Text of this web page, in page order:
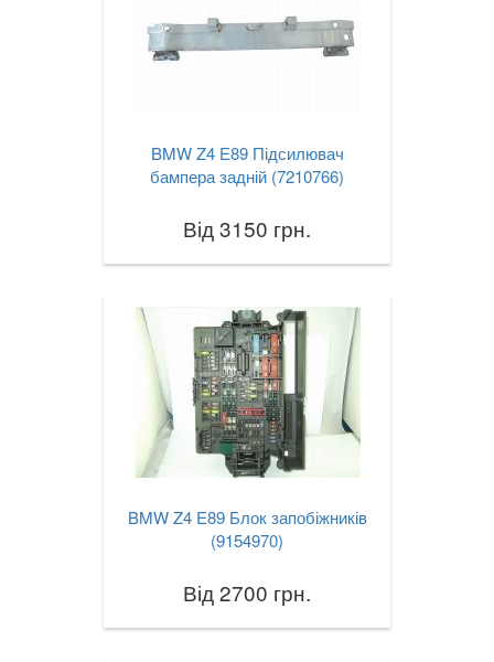
BMW Z4 E89 Підсилювач
бампера задній (7210766)
Від 3150 грн.
BMW Z4 E89 Блок запобіжників
(9154970)
Від 2700 грн.